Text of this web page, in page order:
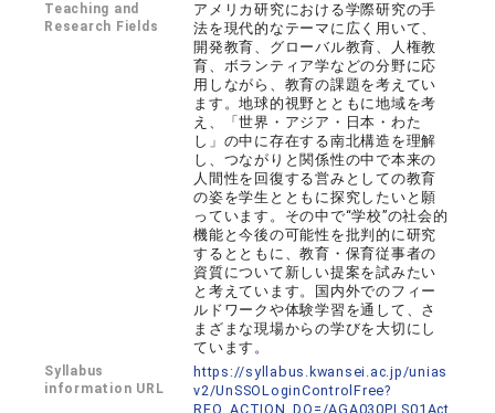
Teaching and
Research Fields
アメリカ研究における学際研究の手
法を現代的なテーマに広く用いて、
開発教育、グローバル教育、人権教
育、ボランティア学などの分野に応
用しながら、教育の課題を考えてい
ます。地球的視野とともに地域を考
え、「世界・アジア・日本・わた
し」の中に存在する南北構造を理解
し、つながりと関係性の中で本来の
人間性を回復する営みとしての教育
の姿を学生とともに探究したいと願
っています。その中で“学校”の社会的
機能と今後の可能性を批判的に研究
するとともに、教育・保育従事者の
資質について新しい提案を試みたい
と考えています。国内外でのフィー
ルドワークや体験学習を通して、さ
まざまな現場からの学びを大切にし
ています。
Syllabus
information URL
https://syllabus.kwansei.ac.jp/unias
v2/UnSSOLoginControlFree?
REQ_ACTION_DO=/AGA030PLS01Act